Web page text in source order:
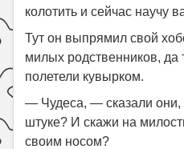
колотить и сейчас научу
Тут он выпрямил свой
милых родственников, да
полетели кувырком.
— Чудеса, — сказали они,
штуке? И скажи на
своим носом?